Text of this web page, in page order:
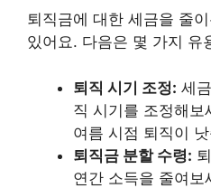
퇴직금에 대한 세금을 줄
있어요. 다음은 몇 가지 유
퇴직 시기 조정: 세
직 시기를 조정해보
여름 시점 퇴직이
퇴직금 분할 수령:
연간 소득을 줄여보